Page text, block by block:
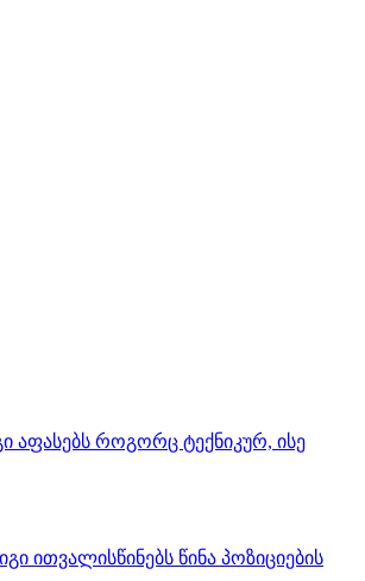
აფასებს როგორც ტექნიკურ, ისე
ითვალისწინებს წინა პოზიციების